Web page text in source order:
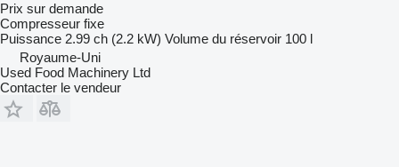
Prix sur demande
Compresseur fixe
Puissance 2.99 ch (2.2 kW) Volume du réservoir 100 l
Royaume-Uni
Used Food Machinery Ltd
Contacter le vendeur